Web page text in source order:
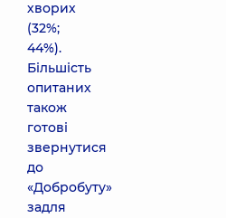
хворих
(32%;
44%).
Більшість
опитаних
також
готові
звернутися
до
«Добробуту»
задля